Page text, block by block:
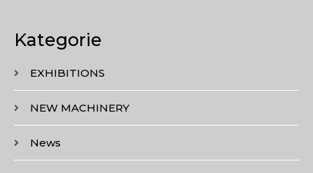
Kategorie
EXHIBITIONS
NEW MACHINERY
News